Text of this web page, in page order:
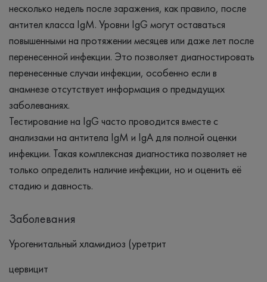
несколько недель после заражения, как правило, после
антител класса IgM. Уровни IgG могут оставаться
повышенными на протяжении месяцев или даже лет после
перенесенной инфекции. Это позволяет диагностировать
перенесенные случаи инфекции, особенно если в
анамнезе отсутствует информация о предыдущих
заболеваниях.
Тестирование на IgG часто проводится вместе с
анализами на антитела IgM и IgA для полной оценки
инфекции. Такая комплексная диагностика позволяет не
только определить наличие инфекции, но и оценить её
стадию и давность.
Заболевания
Урогенитальный хламидиоз (уретрит
цервицит